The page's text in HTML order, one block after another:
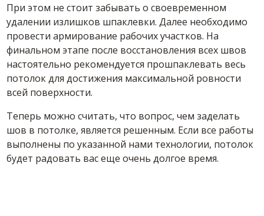
При этом не стоит забывать о своевременном
удалении излишков шпаклевки. Далее необходимо
провести армирование рабочих участков. На
финальном этапе после восстановления всех швов
настоятельно рекомендуется прошпаклевать весь
потолок для достижения максимальной ровности
всей поверхности.
Теперь можно считать, что вопрос, чем заделать
шов в потолке, является решенным. Если все работы
выполнены по указанной нами технологии, потолок
будет радовать вас еще очень долгое время.